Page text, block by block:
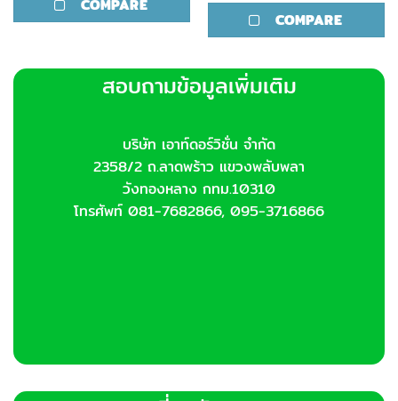
COMPARE
COMPARE
สอบถามข้อมูลเพิ่มเติม
บริษัท เอาท์ดอร์วิชั่น จำกัด
2358/2 ถ.ลาดพร้าว แขวงพลับพลา
วังทองหลาง กทม.10310
โทรศัพท์ 081-7682866, 095-3716866